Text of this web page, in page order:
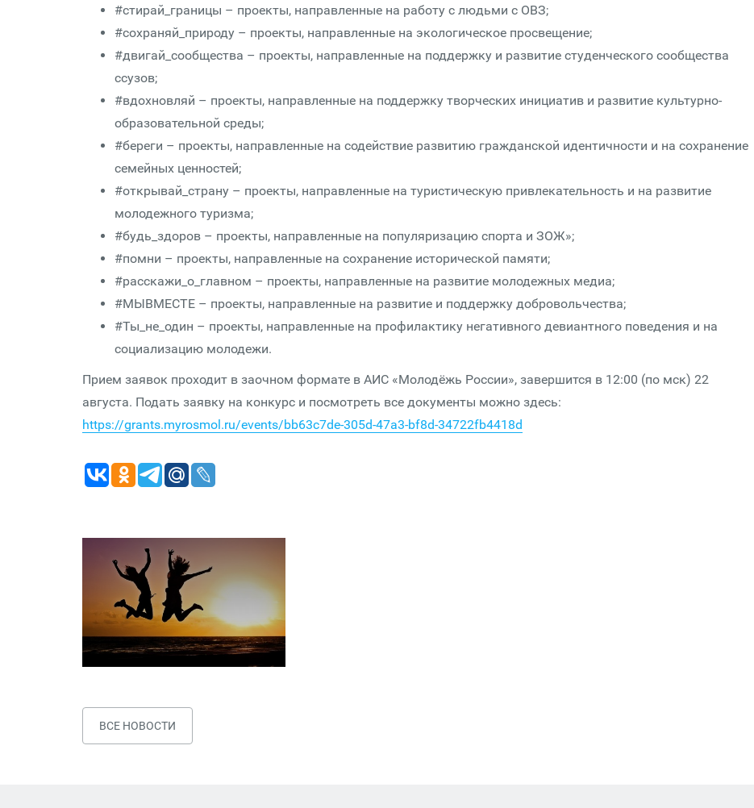
#стирай_границы – проекты, направленные на работу с людьми с ОВЗ;
#сохраняй_природу – проекты, направленные на экологическое просвещение;
#двигай_сообщества – проекты, направленные на поддержку и развитие студенческого сообщества
ссузов;
#вдохновляй – проекты, направленные на поддержку творческих инициатив и развитие культурно-
образовательной среды;
#береги – проекты, направленные на содействие развитию гражданской идентичности и на сохранение
семейных ценностей;
#открывай_страну – проекты, направленные на туристическую привлекательность и на развитие
молодежного туризма;
#будь_здоров – проекты, направленные на популяризацию спорта и ЗОЖ»;
#помни – проекты, направленные на сохранение исторической памяти;
#расскажи_о_главном – проекты, направленные на развитие молодежных медиа;
#МЫВМЕСТЕ – проекты, направленные на развитие и поддержку добровольчества;
#Ты_не_один – проекты, направленные на профилактику негативного девиантного поведения и на
социализацию молодежи.
Прием заявок проходит в заочном формате в АИС «Молодёжь России», завершится в 12:00 (по мск) 22
августа. Подать заявку на конкурс и посмотреть все документы можно здесь:
https://grants.myrosmol.ru/events/bb63c7de-305d-47a3-bf8d-34722fb4418d
ВСЕ НОВОСТИ